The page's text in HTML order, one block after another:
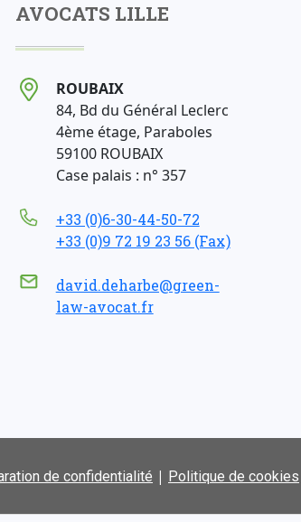
AVOCATS LILLE
ROUBAIX
84, Bd du Général Leclerc
4ème étage, Paraboles
59100 ROUBAIX
Case palais : n° 357
+33 (0)6-30-44-50-72
+33 (0)9 72 19 23 56 (Fax)
david.deharbe@green-
law-avocat.fr
de confidentialité | Politique de cookies